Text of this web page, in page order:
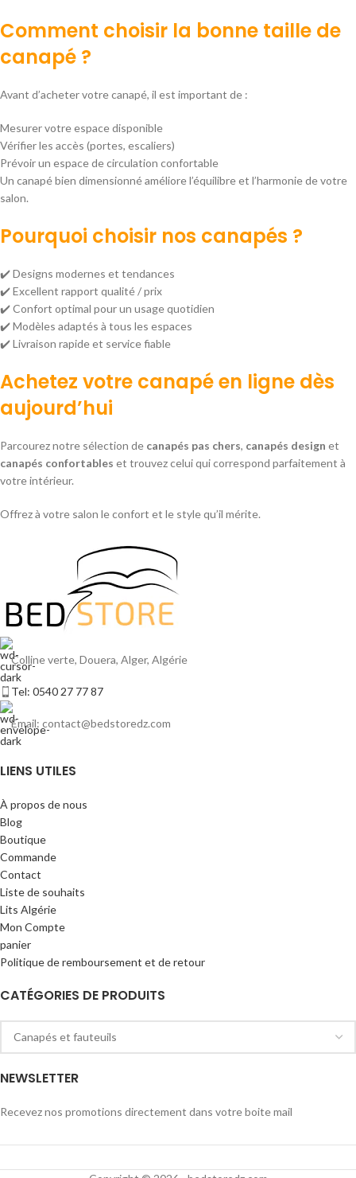
Comment choisir la bonne taille de
canapé ?
Avant d’acheter votre canapé, il est important de :
Mesurer votre espace disponible
Vérifier les accès (portes, escaliers)
Prévoir un espace de circulation confortable
Un canapé bien dimensionné améliore l’équilibre et l’harmonie de votre
salon.
Pourquoi choisir nos canapés ?
✔️ Designs modernes et tendances
✔️ Excellent rapport qualité / prix
✔️ Confort optimal pour un usage quotidien
✔️ Modèles adaptés à tous les espaces
✔️ Livraison rapide et service fiable
Achetez votre canapé en ligne dès
aujourd’hui
Parcourez notre sélection de canapés pas chers, canapés design et
canapés confortables et trouvez celui qui correspond parfaitement à
votre intérieur.
Offrez à votre salon le confort et le style qu’il mérite.
Colline verte, Douera, Alger, Algérie
Tel: 0540 27 77 87
Email: contact@bedstoredz.com
LIENS UTILES
À propos de nous
Blog
Boutique
Commande
Contact
Liste de souhaits
Lits Algérie
Mon Compte
panier
Politique de remboursement et de retour
CATÉGORIES DE PRODUITS
NEWSLETTER
Recevez nos promotions directement dans votre boite mail